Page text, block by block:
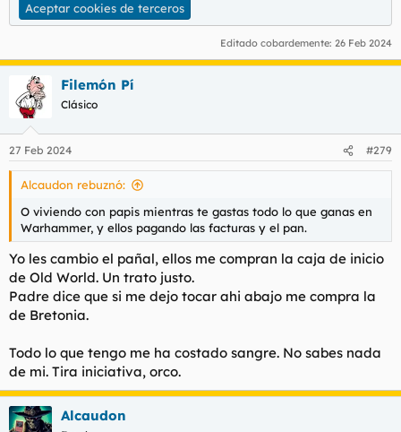
Aceptar cookies de terceros
Editado cobardemente: 26 Feb 2024
Filemón Pí
Clásico
27 Feb 2024 #279
Alcaudon rebuznó:
O viviendo con papis mientras te gastas todo lo que ganas en
Warhammer, y ellos pagando las facturas y el pan.
Yo les cambio el pañal, ellos me compran la caja de inicio
de Old World. Un trato justo.
Padre dice que si me dejo tocar ahi abajo me compra la
de Bretonia.
Todo lo que tengo me ha costado sangre. No sabes nada
de mi. Tira iniciativa, orco.
Alcaudon